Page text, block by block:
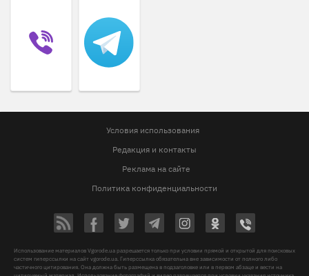
Условия использования
Редакция и контакты
Реклама на сайте
Политика конфиденциальности
Использование материалов Vgorode.ua разрешается только при условии прямой и открытой для поисковых
систем гиперссылки на сайт vgorode.ua. Гиперссылка обязательна вне зависимости от полного либо
частичного цитирования. Она должна быть размещена в подзаголовке или в первом абзаце и вести на